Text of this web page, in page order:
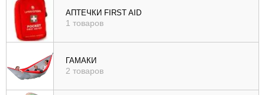
|
убыв
АПТЕЧКИ FIRST AID
1 товаров
ГАМАКИ
2 товаров